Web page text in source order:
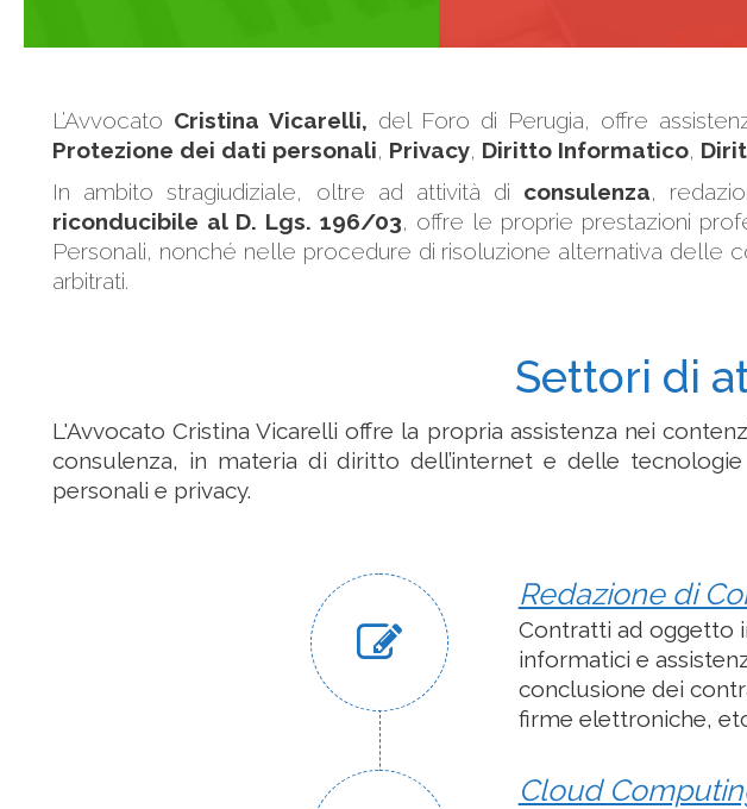
L’Avvocato Cristina Vicarelli, del Foro di Perugia, offre
Protezione dei dati personali, Privacy, Diritto Informatico,
In ambito stragiudiziale, oltre ad attività di consulenza,
riconducibile al D. Lgs. 196/03, offre le proprie prestazioni
Personali, nonché nelle procedure di risoluzione alternativa delle
arbitrati.
Settori di
L'Avvocato Cristina Vicarelli offre la propria assistenza nei
consulenza, in materia di diritto dell’internet e delle
personali e privacy.
Redazione di
Contratti ad oggetto
informatici e
conclusione dei
firme elettroniche,
Cloud